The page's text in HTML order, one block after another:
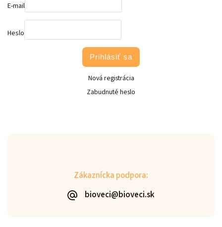
Zákaznícka podpora:
bioveci@bioveci.sk
E-mail
Heslo
Prihlásiť sa
Nová registrácia
Zabudnuté heslo